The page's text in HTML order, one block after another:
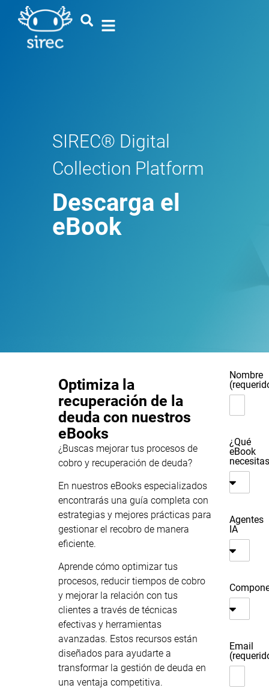
SIREC® Digital
Collection Platform
Descarga el
eBook
Optimiza la
recuperación de la
deuda con nuestros
eBooks
¿Buscas mejorar tus procesos de
cobro y recuperación de deuda?
En nuestros eBooks especializados
encontrarás una guía completa con
estrategias y mejores prácticas para
gestionar el recobro de manera
eficiente.
Aprende cómo optimizar tus
procesos, reducir tiempos de cobro
y mejorar la relación con tus
clientes a través de técnicas
efectivas y herramientas
avanzadas. Estos recursos están
diseñados para ayudarte a
transformar la gestión de deuda en
una ventaja competitiva.
Nombre
¿Qué
eBook
Agentes
IA
Email